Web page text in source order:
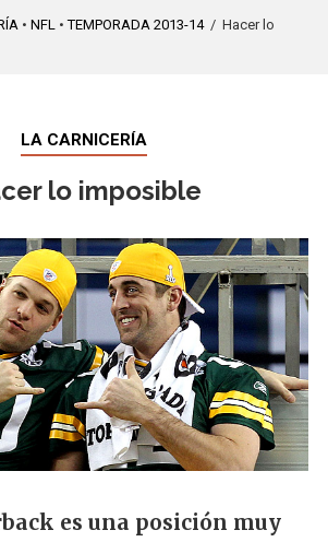
• NFL•TEMPORADA 2013-14/ Hacer lo
LA CARNICERÍA
lo imposible
es una posición muy